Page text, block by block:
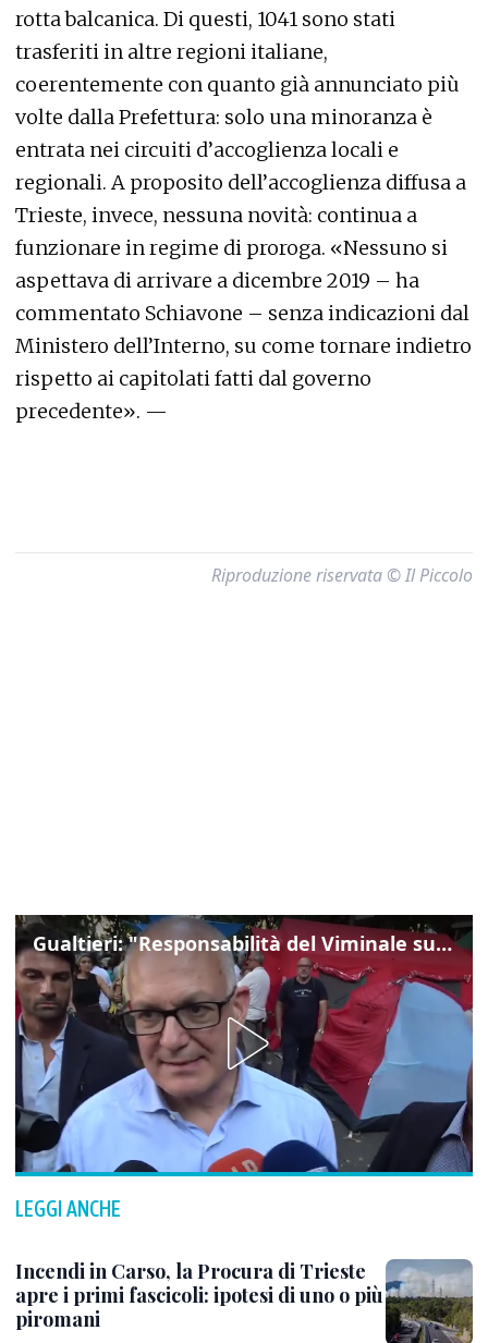
rotta balcanica. Di questi, 1041 sono stati
trasferiti in altre regioni italiane,
coerentemente con quanto già annunciato più
volte dalla Prefettura: solo una minoranza è
entrata nei circuiti d’accoglienza locali e
regionali. A proposito dell’accoglienza diffusa a
Trieste, invece, nessuna novità: continua a
funzionare in regime di proroga. «Nessuno si
aspettava di arrivare a dicembre 2019 – ha
commentato Schiavone – senza indicazioni dal
Ministero dell’Interno, su come tornare indietro
rispetto ai capitolati fatti dal governo
precedente». —
Riproduzione riservata © Il Piccolo
Gualtieri: "Responsabilità del Viminale su Spin Time? La posizione dei partiti è nota"
LEGGI ANCHE
Incendi in Carso, la Procura di Trieste
apre i primi fascicoli: ipotesi di uno o più
piromani